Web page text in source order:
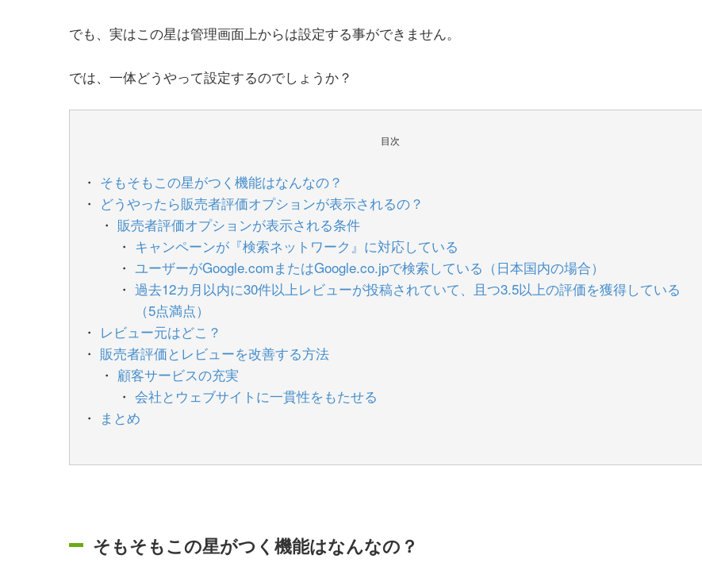
でも、実はこの星は管理画面上からは設定する事ができません。
では、一体どうやって設定するのでしょうか？
目次
そもそもこの星がつく機能はなんなの？
どうやったら販売者評価オプションが表示されるの？
販売者評価オプションが表示される条件
キャンペーンが『検索ネットワーク』に対応している
ユーザーがGoogle.comまたはGoogle.co.jpで検索している（日本国内の場合）
過去12カ月以内に30件以上レビューが投稿されていて、且つ3.5以上の評価を獲得している
（5点満点）
レビュー元はどこ？
販売者評価とレビューを改善する方法
顧客サービスの充実
会社とウェブサイトに一貫性をもたせる
まとめ
そもそもこの星がつく機能はなんなの？